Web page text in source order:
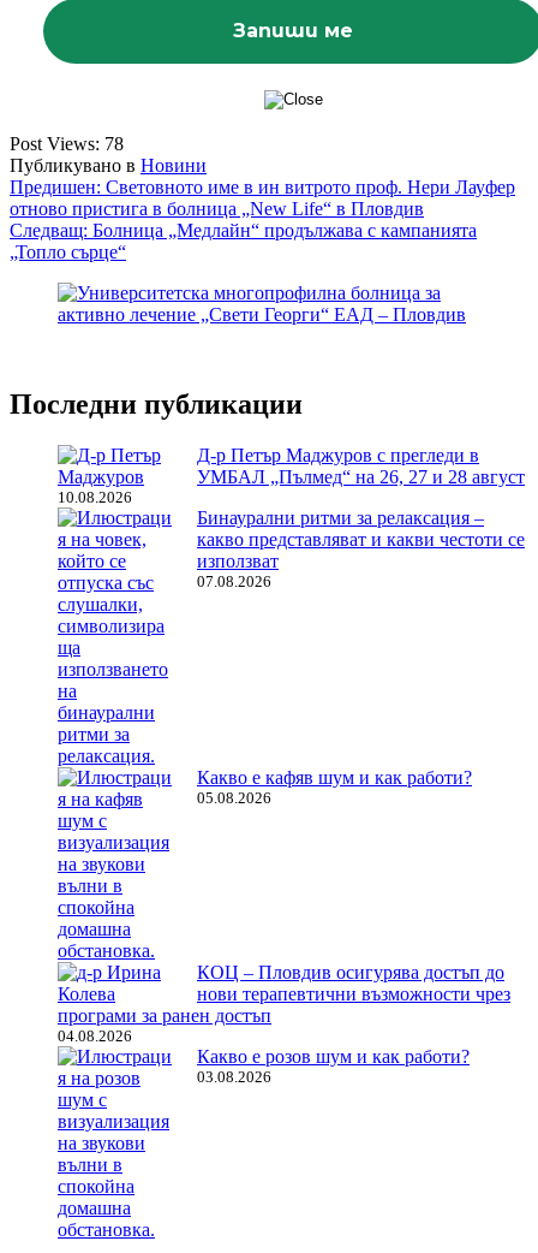
Post Views: 78
Публикувано в Новини
Навигация
Предишен: Световното име в ин витрото проф. Нери Лауфер
отново пристига в болница „New Life“ в Пловдив
Следващ: Болница „Медлайн“ продължава с кампанията
„Топло сърце“
Последни публикации
Д-р Петър Маджуров с прегледи в
УМБАЛ „Пълмед“ на 26, 27 и 28 август
10.08.2026
Бинаурални ритми за релаксация –
какво представляват и какви честоти се
използват
07.08.2026
Какво е кафяв шум и как работи?
05.08.2026
КОЦ – Пловдив осигурява достъп до
нови терапевтични възможности чрез
програми за ранен достъп
04.08.2026
Какво е розов шум и как работи?
03.08.2026